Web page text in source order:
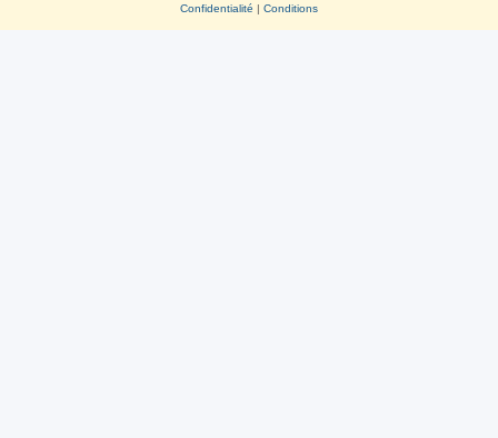
Confidentialité | Conditions